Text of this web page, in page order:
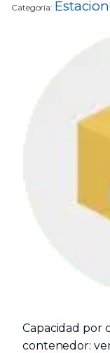
Categoría:
Capacidad por
contenedor: